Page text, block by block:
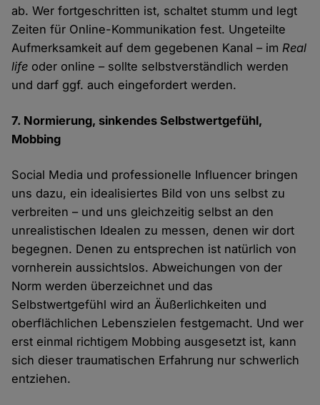
ab. Wer fortgeschritten ist, schaltet stumm und legt
Zeiten für Online-Kommunikation fest. Ungeteilte
Aufmerksamkeit auf dem gegebenen Kanal – im Real
life oder online – sollte selbstverständlich werden
und darf ggf. auch eingefordert werden.
7. Normierung, sinkendes Selbstwertgefühl,
Mobbing
Social Media und professionelle Influencer bringen
uns dazu, ein idealisiertes Bild von uns selbst zu
verbreiten – und uns gleichzeitig selbst an den
unrealistischen Idealen zu messen, denen wir dort
begegnen. Denen zu entsprechen ist natürlich von
vornherein aussichtslos. Abweichungen von der
Norm werden überzeichnet und das
Selbstwertgefühl wird an Äußerlichkeiten und
oberflächlichen Lebenszielen festgemacht. Und wer
erst einmal richtigem Mobbing ausgesetzt ist, kann
sich dieser traumatischen Erfahrung nur schwerlich
entziehen.